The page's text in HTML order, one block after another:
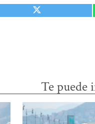
Te puede